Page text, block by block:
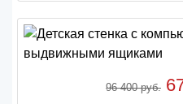
96 400 руб.